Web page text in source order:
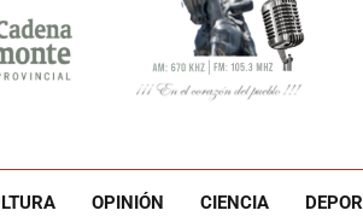
Prensa de EEUU
Díaz-Canel asiste al
Cadena
OPINIÓN CIENCIA